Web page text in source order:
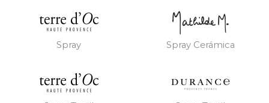
Spray Spray Cerámica